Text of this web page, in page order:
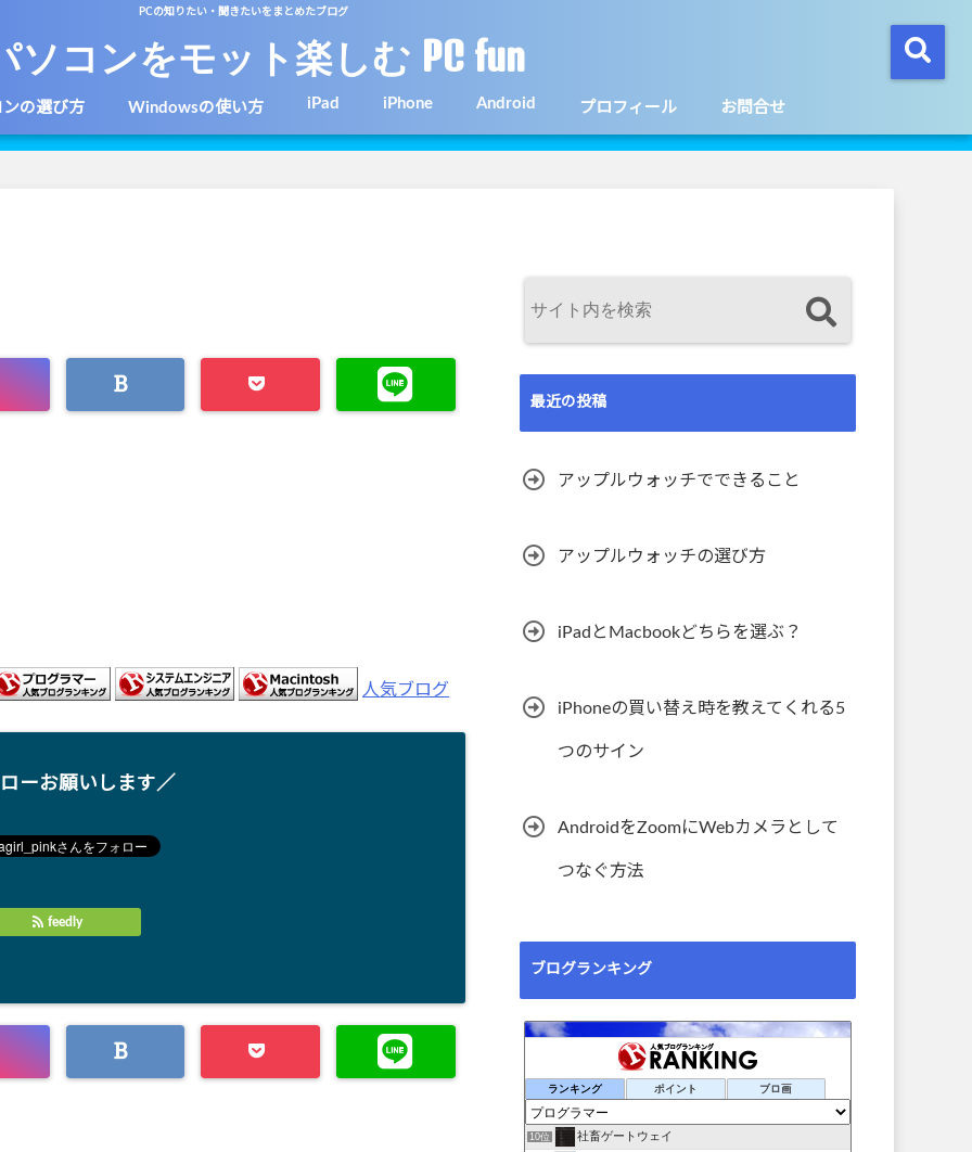
PCの知りたい・聞きたいをまとめたブログ
ソコンをモット楽しむ PC fun
の選び方 Windowsの使い方 iPad iPhone Android プロフィール お問合せ
人気ブログ
ーお願いします／
feedly
最近の投稿
アップルウォッチでできること
アップルウォッチの選び方
iPadとMacbookどちらを選ぶ？
iPhoneの買い替え時を教えてくれる5
つのサイン
AndroidをZoomにWebカメラとして
つなぐ方法
ブログランキング
ランキング ポイント ブロ画
10位 社畜ゲートウェイ